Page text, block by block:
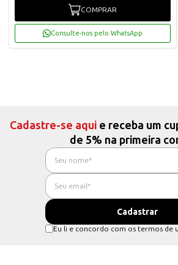
COMPRAR
Consulte-nos pelo WhatsApp
Cadastre-se aqui e receba um
de 5% na primeira
Eu li e concordo com os termos de